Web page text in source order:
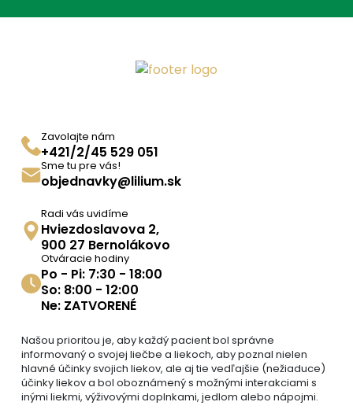
Zavolajte nám
+421/2/45 529 051
Sme tu pre vás!
objednavky@lilium.sk
Radi vás uvidíme
Hviezdoslavova 2,
900 27 Bernolákovo
Otváracie hodiny
Po - Pi: 7:30 - 18:00
So: 8:00 - 12:00
Ne: ZATVORENÉ
Našou prioritou je, aby každý pacient bol správne
informovaný o svojej liečbe a liekoch, aby poznal nielen
hlavné účinky svojich liekov, ale aj tie vedľajšie (nežiaduce)
účinky liekov a bol oboznámený s možnými interakciami s
inými liekmi, výživovými doplnkami, jedlom alebo nápojmi.